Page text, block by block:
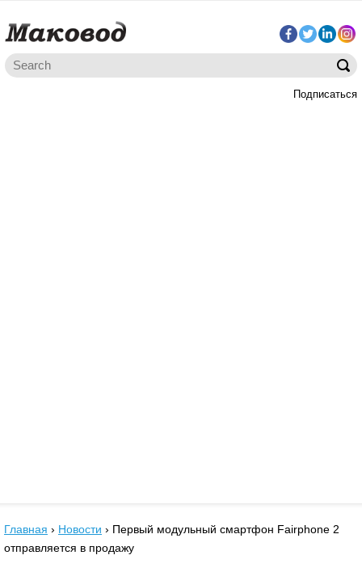
Подписаться
Главная › Новости › Первый модульный смартфон Fairphone 2
отправляется в продажу